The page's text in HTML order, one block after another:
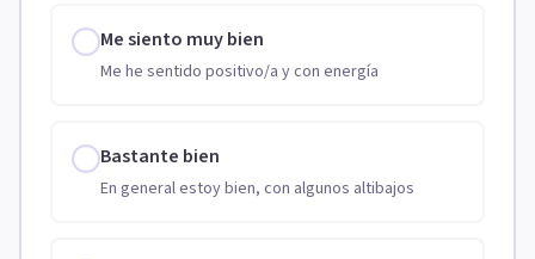
Me siento muy bien
Me he sentido positivo/a y con energía
Bastante bien
En general estoy bien, con algunos altibajos